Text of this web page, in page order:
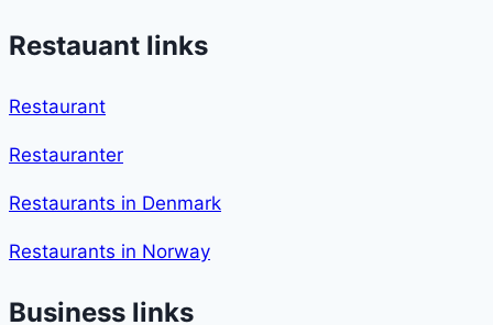
Restauant links
Restaurant
Restauranter
Restaurants in Denmark
Restaurants in Norway
Business links